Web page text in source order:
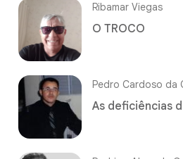
Ribamar Viegas
O TROCO
Pedro Cardoso da
As deficiências